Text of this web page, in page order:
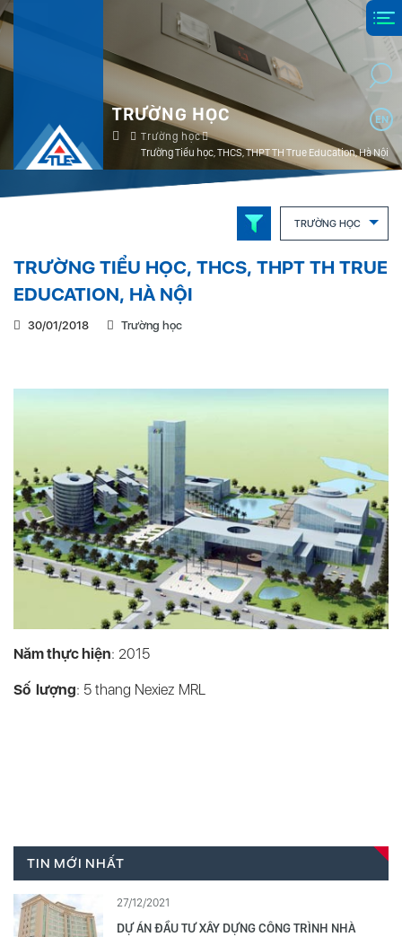
EN
TRƯỜNG HỌC
Trường học
Trường Tiểu học, THCS, THPT TH True Education, Hà Nội
TRƯỜNG HỌC
TRƯỜNG TIỂU HỌC, THCS, THPT TH TRUE
EDUCATION, HÀ NỘI
30/01/2018 Trường học
Năm thực hiện: 2015
Số lượng: 5 thang Nexiez MRL
TIN MỚI NHẤT
27/12/2021
DỰ ÁN ĐẦU TƯ XÂY DỰNG CÔNG TRÌNH NHÀ